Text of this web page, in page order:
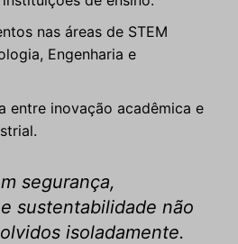
nas áreas de STEM
Engenharia e
entre inovação acadêmica e
segurança,
sustentabilidade não
isoladamente.